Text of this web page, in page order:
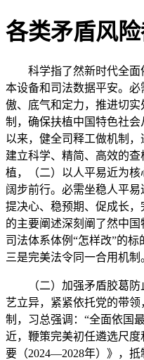
各类矛盾风
科学指了然新时代全面
本设备和司法数据平安。
傲、底气和定力，推进切
制，确保扶植中国特色社
以来，健全司释工做机制，
建立科学、精简、高效的
植，（二）以人平易近为
阔步前行。必需坐稳人平
提决心、稳预期、促成长
的主要阐述深刻阐了然中国
司法体系体例“怎样改”的标
三是完美法令同一合用机制
（二）加强矛盾胶葛防
艺立异，紧紧依托党的带
制，习总强调：“全面依国
近，鞭策完美初任遴选尺
要（2024—2028年）》，抵